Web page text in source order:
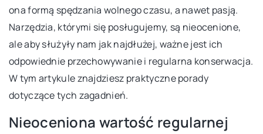
ona formą spędzania wolnego czasu, a nawet pasją.
Narzędzia, którymi się posługujemy, są nieocenione,
ale aby służyły nam jak najdłużej, ważne jest ich
odpowiednie przechowywanie i regularna konserwacja.
W tym artykule znajdziesz praktyczne porady
dotyczące tych zagadnień.
Nieoceniona wartość regularnej